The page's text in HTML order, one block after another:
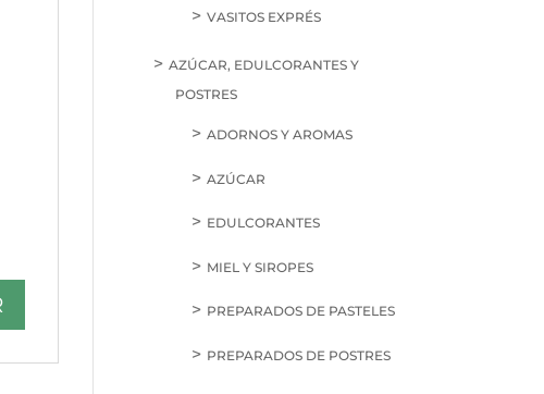
VASITOS EXPRÉS
AZÚCAR, EDULCORANTES Y
POSTRES
ADORNOS Y AROMAS
AZÚCAR
EDULCORANTES
MIEL Y SIROPES
PREPARADOS DE PASTELES
PREPARADOS DE POSTRES